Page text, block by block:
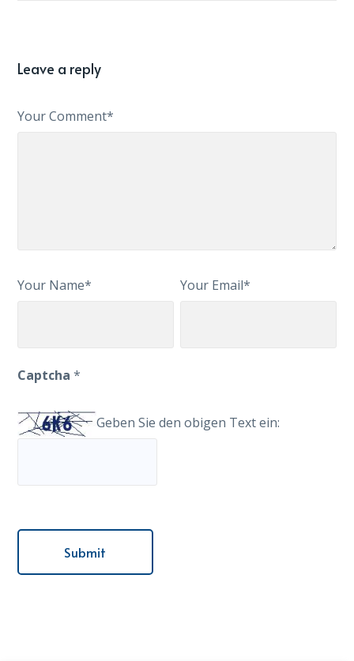
Leave a reply
Your Comment*
Your Name* Your Email*
Captcha*
Geben Sie den obigen Text ein: